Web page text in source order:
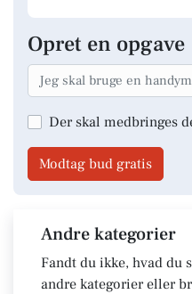
Opret en opgave
Der skal medbringes
Modtag bud gratis
Andre kategorier
Fandt du ikke, hvad du
andre kategorier eller